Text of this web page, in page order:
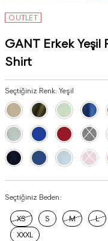
OUTLET
GANT Erkek Yeşil
Shirt
Seçtiğiniz Renk:Yeşil
Seçtiğiniz Beden:
XS S M L
XXXL